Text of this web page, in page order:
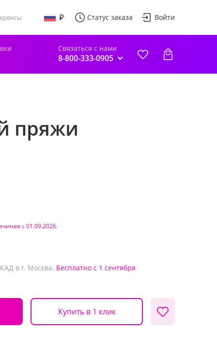
Статус заказа Войти
Связаться с нами
8-800-333-0905
пряжи
с 01.09.2026.
в г. Москва: Бесплатно с 1 сентября
Купить в 1 клик